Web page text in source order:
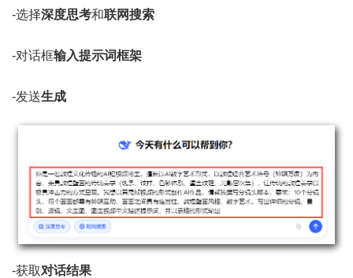
-选择深度思考和联网搜索
-对话框输入提示词框架
-发送生成
-获取对话结果